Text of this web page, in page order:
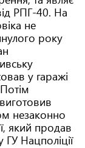
РПГ-40. На
не
року
у гаражі
незаконно
який продав
ГУ Нацполіції